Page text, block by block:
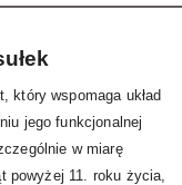
który wspomaga układ
jego funkcjonalnej
w miarę
powyżej 11. roku życia,